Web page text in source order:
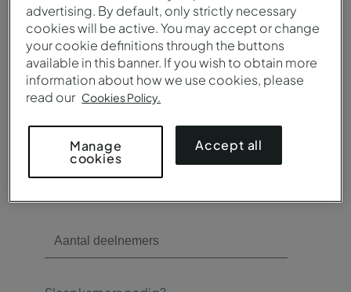
Nee
Catering nodig?
Ja
Nee
advertising. By default, only strictly necessary
cookies will be active. You may accept or change
your cookie definitions through the buttons
available in this banner. If you wish to obtain more
information about how we use cookies, please
read our Cookies Policy.
Manage
cookies
Accept all